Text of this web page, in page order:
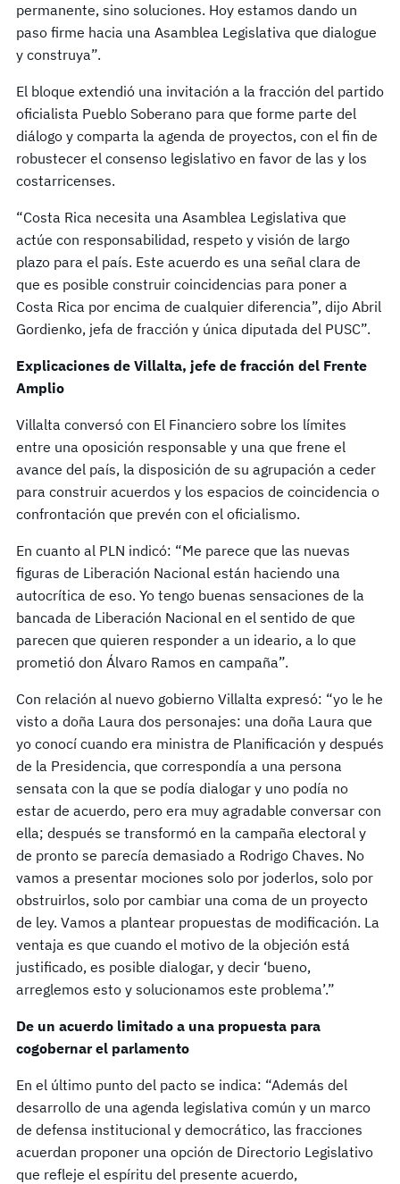
permanente, sino soluciones. Hoy estamos dando un
paso firme hacia una Asamblea Legislativa que dialogue
y construya”.
El bloque extendió una invitación a la fracción del partido
oficialista Pueblo Soberano para que forme parte del
diálogo y comparta la agenda de proyectos, con el fin de
robustecer el consenso legislativo en favor de las y los
costarricenses.
“Costa Rica necesita una Asamblea Legislativa que
actúe con responsabilidad, respeto y visión de largo
plazo para el país. Este acuerdo es una señal clara de
que es posible construir coincidencias para poner a
Costa Rica por encima de cualquier diferencia”, dijo Abril
Gordienko, jefa de fracción y única diputada del PUSC”.
Explicaciones de Villalta, jefe de fracción del Frente
Amplio
Villalta conversó con El Financiero sobre los límites
entre una oposición responsable y una que frene el
avance del país, la disposición de su agrupación a ceder
para construir acuerdos y los espacios de coincidencia o
confrontación que prevén con el oficialismo.
En cuanto al PLN indicó: “Me parece que las nuevas
figuras de Liberación Nacional están haciendo una
autocrítica de eso. Yo tengo buenas sensaciones de la
bancada de Liberación Nacional en el sentido de que
parecen que quieren responder a un ideario, a lo que
prometió don Álvaro Ramos en campaña”.
Con relación al nuevo gobierno Villalta expresó: “yo le he
visto a doña Laura dos personajes: una doña Laura que
yo conocí cuando era ministra de Planificación y después
de la Presidencia, que correspondía a una persona
sensata con la que se podía dialogar y uno podía no
estar de acuerdo, pero era muy agradable conversar con
ella; después se transformó en la campaña electoral y
de pronto se parecía demasiado a Rodrigo Chaves. No
vamos a presentar mociones solo por joderlos, solo por
obstruirlos, solo por cambiar una coma de un proyecto
de ley. Vamos a plantear propuestas de modificación. La
ventaja es que cuando el motivo de la objeción está
justificado, es posible dialogar, y decir ‘bueno,
arreglemos esto y solucionamos este problema’.”
De un acuerdo limitado a una propuesta para
cogobernar el parlamento
En el último punto del pacto se indica: “Además del
desarrollo de una agenda legislativa común y un marco
de defensa institucional y democrático, las fracciones
acuerdan proponer una opción de Directorio Legislativo
que refleje el espíritu del presente acuerdo,